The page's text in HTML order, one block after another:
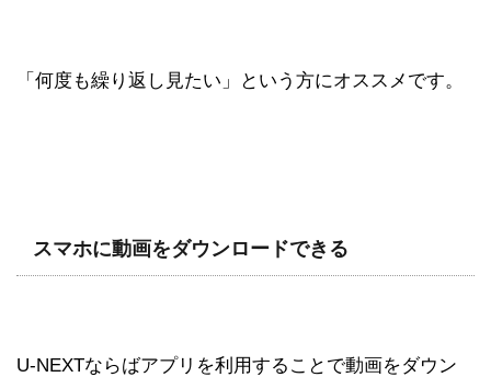
「何度も繰り返し見たい」という方にオススメです。
スマホに動画をダウンロードできる
U-NEXTならばアプリを利用することで動画をダウン